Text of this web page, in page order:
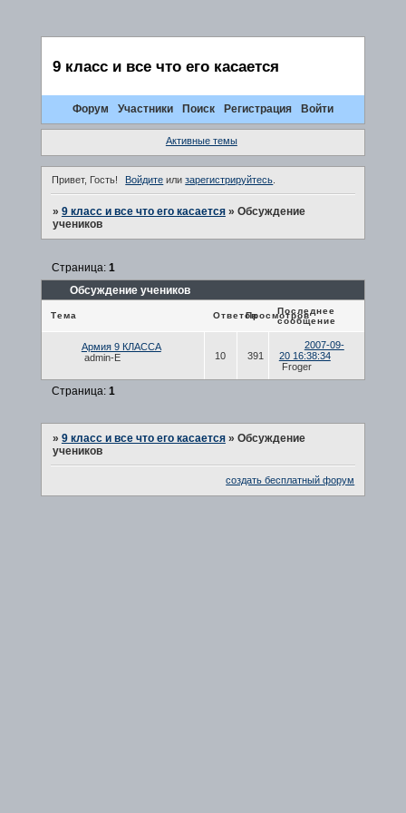
9 класс и все что его касается
Форум Участники Поиск Регистрация Войти
Активные темы
Привет, Гость! Войдите илизарегистрируйтесь.
» 9 класс и все что его касается » Обсуждение
учеников
Обсуждение учеников
Страница: 1
Тема ОтветовПросмотров
Последнее
сообщение
Армия 9 КЛАССА
admin-E
10 391
2007-09-
20 16:38:34
Froger
Страница: 1
» 9 класс и все что его касается » Обсуждение
учеников
создать бесплатный форум